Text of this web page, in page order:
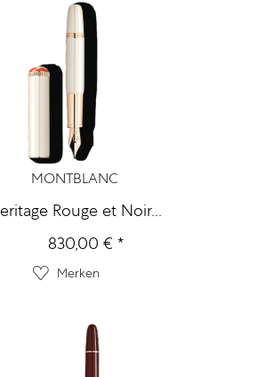
MONTBLANC
Rouge et Noir...
830,00 € *
Merken